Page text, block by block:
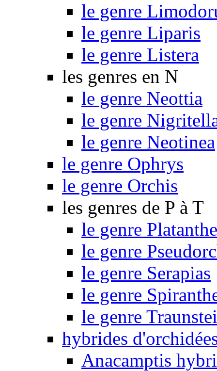
le genre
le genre Liparis
le genre Listera
les genres en N
le genre Neottia
le genre
le genre Neotinea
le genre Ophrys
le genre Orchis
les genres de P à T
le genre
le genre
le genre Serapias
le genre
le genre
hybrides
Anacamptis